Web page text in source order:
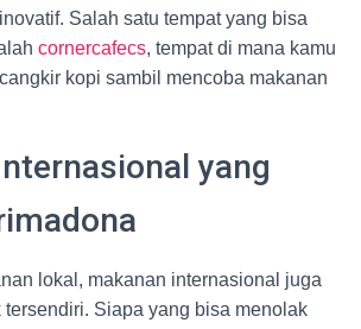
Salah satu tempat yang bisa
cornercafecs, tempat di mana kamu
kopi sambil mencoba makanan
yang
lokal, makanan internasional juga
tersendiri. Siapa yang bisa menolak